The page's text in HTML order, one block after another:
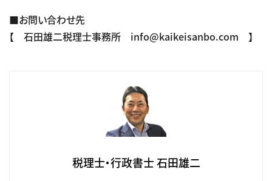
■お問い合わせ先
【 石田雄二税理士事務所 info@kaikeisanbo.com 】
税理士・行政書士 石田雄二